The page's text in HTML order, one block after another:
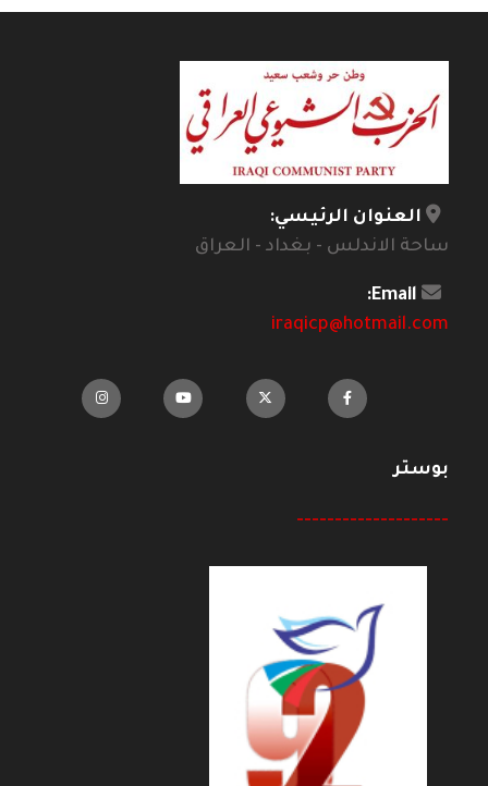
العنوان الرئيسي:
ساحة الاندلس - بغداد - العراق
Email:
iraqicp@hotmail.com
بوستر
--------------------